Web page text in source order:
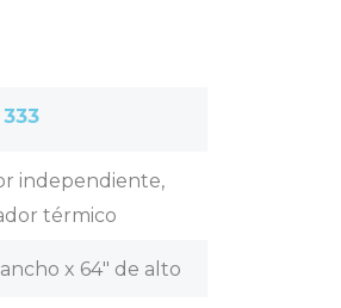
333
independiente,
térmico
x 64″ de alto